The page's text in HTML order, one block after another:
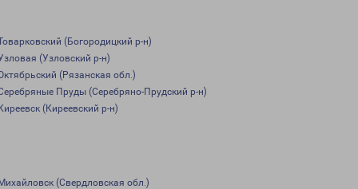
(Богородицкий р-н)
(Узловский р-н)
(Рязанская обл.)
Пруды (Серебряно-Прудский р-н)
(Киреевский р-н)
(Свердловская обл.)